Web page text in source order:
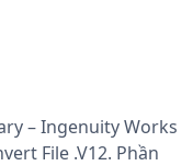
– Ingenuity Works
File .V12. Phần